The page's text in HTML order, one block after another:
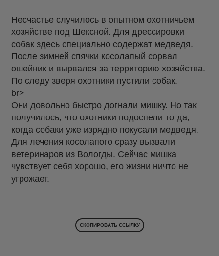
Несчастье случилось в опытном охотничьем
хозяйстве под Шексной. Для дрессировки
собак здесь специально содержат медведя.
После зимней спячки косолапый сорвал
ошейник и вырвался за территорию хозяйства.
По следу зверя охотники пустили собак.
br>
Они довольно быстро догнали мишку. Но так
получилось, что охотники подоспели тогда,
когда собаки уже изрядно покусали медведя.
Для лечения косолапого сразу вызвали
ветеринаров из Вологды. Сейчас мишка
чувствует себя хорошо, его жизни ничто не
угрожает.
СКОПИРОВАТЬ ССЫЛКУ